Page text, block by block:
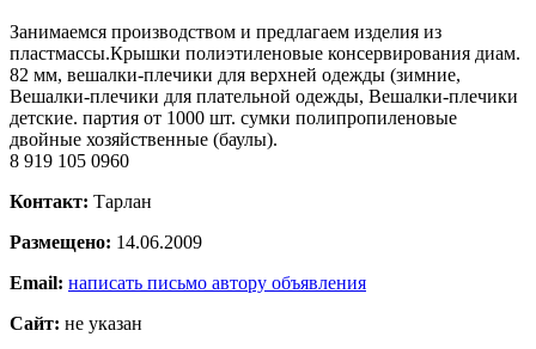
Занимаемся производством и предлагаем изделия из
пластмассы.Крышки полиэтиленовые консервирования диам.
82 мм, вешалки-плечики для верхней одежды (зимние,
Вешалки-плечики для плательной одежды, Вешалки-плечики
детские. партия от 1000 шт. сумки полипропиленовые
двойные хозяйственные (баулы).
8 919 105 0960
Контакт: Тарлан
Размещено: 14.06.2009
Email: написать письмо автору объявления
Сайт: не указан